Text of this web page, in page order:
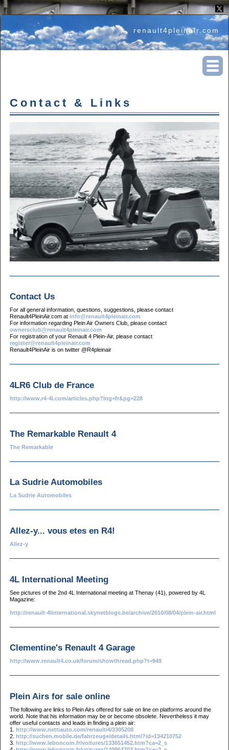
renault4pleinair.com
Contact & Links
Contact Us
For all general information, questions, suggestions, please contact
Renault4PleinAir.com at info@renault4pleinair.com
For information regarding Plein Air Owners Club, please contact
ownersclub@renault4pleinair.com
For registration of your Renault 4 Plein-Air, please contact
register@renault4pleinair.com
Renault4PleinAir is on twitter @R4pleinair
4LR6 Club de France
http://www.r4-4l.com/articles.php?lng=fr&pg=228
The Remarkable Renault 4
The Remarkable
La Sudrie Automobiles
La Sudrie Automobiles
Allez-y... vous etes en R4!
Allez-y
4L International Meeting
See pictures of the 2nd 4L International meeting at Thenay (41), powered by 4L
Magazine:
http://renault-4linternational.skynetblogs.be/archive/2010/08/04/plein-air.html
Clementine's Renault 4 Garage
http://www.renault4.co.uk/forum/showthread.php?t=949
Plein Airs for sale online
The following are links to Plein Airs offered for sale on line on platforms around the
world. Note that his information may be or become obsolete. Nevertheless it may
offer useful contacts and leads in finding a plein air:
1. http://www.nettiauto.com/renault/4/3305208
2. http://suchen.mobile.de/fahrzeuge/details.html?id=134210752
3. http://www.leboncoin.fr/voitures/133651452.htm?ca=2_s